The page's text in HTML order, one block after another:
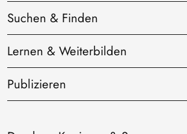
Suchen & Finden
Lernen & Weiterbilden
Publizieren